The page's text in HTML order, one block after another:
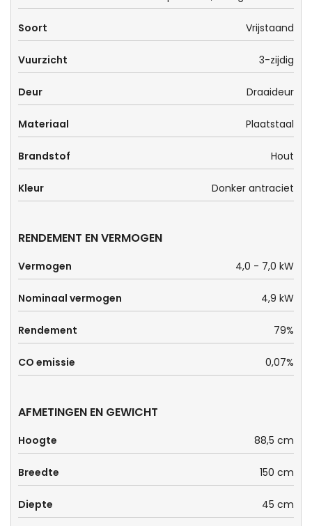
Soort Vrijstaand
Vuurzicht 3-zijdig
Deur Draaideur
Materiaal Plaatstaal
Brandstof Hout
Kleur Donker antraciet
RENDEMENT EN VERMOGEN
Vermogen 4,0 - 7,0 kW
Nominaal vermogen 4,9 kW
Rendement 79%
CO emissie 0,07%
AFMETINGEN EN GEWICHT
Hoogte 88,5 cm
Breedte 150 cm
Diepte 45 cm